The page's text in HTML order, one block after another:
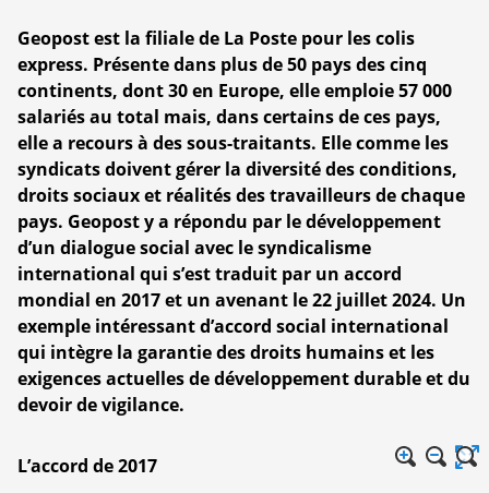
Geopost est la filiale de La Poste pour les colis
express. Présente dans plus de 50 pays des cinq
continents, dont 30 en Europe, elle emploie 57 000
salariés au total mais, dans certains de ces pays,
elle a recours à des sous-traitants. Elle comme les
syndicats doivent gérer la diversité des conditions,
droits sociaux et réalités des travailleurs de chaque
pays. Geopost y a répondu par le développement
d’un dialogue social avec le syndicalisme
international qui s’est traduit par un accord
mondial en 2017 et un avenant le 22 juillet 2024. Un
exemple intéressant d’accord social international
qui intègre la garantie des droits humains et les
exigences actuelles de développement durable et du
devoir de vigilance.
L’accord de 2017